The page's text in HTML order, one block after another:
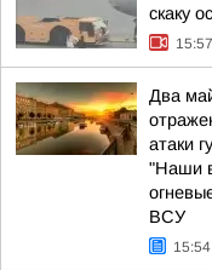
скаку
15:57
Два
атаки
"Наши
ВСУ
15:54